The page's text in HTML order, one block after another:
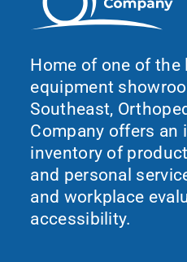
Home of one of the
equipment
Southeast,
Company offers an
inventory of
and personal
and workplace
accessibility.